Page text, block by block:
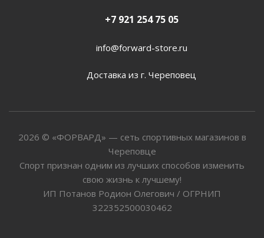
+7 921 254 75 05
info@forward-store.ru
Доставка из г. Череповец
2026 © «ФОРВАРД» — сеть спортивных магазинов в
Череповце
Спорт признан одним из лучших способов изменить
свою жизнь к лучшему!
ИП Потанов Родион Олегович / ОГРНИП
322352500030462